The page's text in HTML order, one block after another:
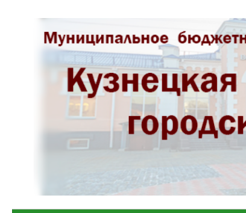
Перейти к содержимому